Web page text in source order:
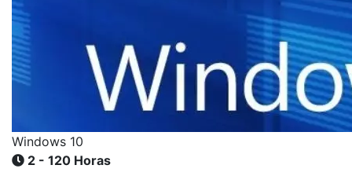
Windows 10
2 - 120 Horas